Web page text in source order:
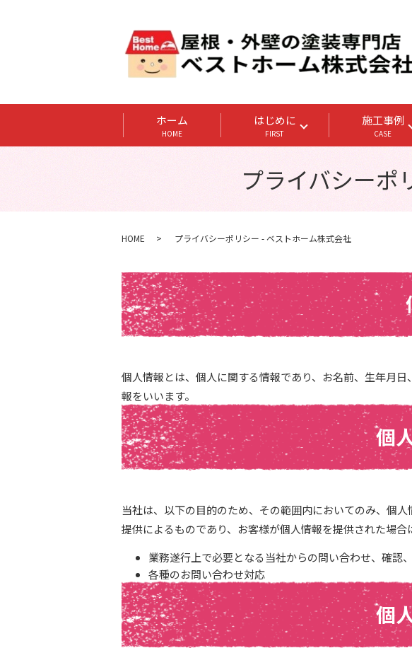
ホーム
HOME
はじめに
FIRST
施工事例
CASE
プライバシーポ
HOME プライバシーポリシー - ベストホーム株式会社
個人情報とは、個人に関する情報であり、お名前、生年月
報をいいます。
個
当社は、以下の目的のため、その範囲内においてのみ、個
提供によるものであり、お客様が個人情報を提供された場
業務遂行上で必要となる当社からの問い合わせ、確認
各種のお問い合わせ対応
個